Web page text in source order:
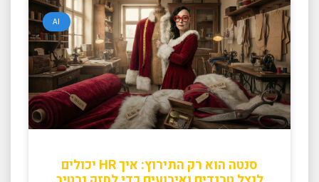
AI
סנטה הוא רק התירוץ: איך HR יכולים